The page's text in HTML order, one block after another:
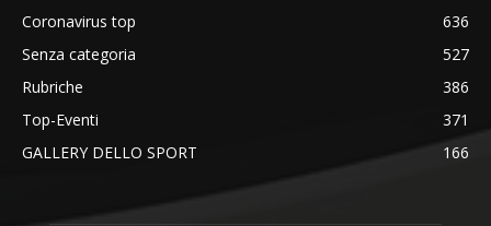
Coronavirus top
636
Senza categoria
527
Rubriche
386
Top-Eventi
371
GALLERY DELLO SPORT
166